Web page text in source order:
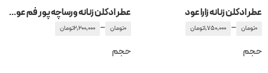
عطر ادکلن زنانه زارا عود
0تومان –
1,750,000تومان
حجم
عطر ادکلن زنانه ورساچه پور فم عود اورینتال
0تومان –
2,200,000تومان
حجم